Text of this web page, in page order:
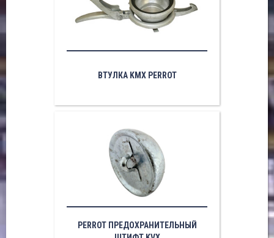
ВТУЛКА KМX PERROT
PERROT ПРЕДОХРАНИТЕЛЬНЫЙ